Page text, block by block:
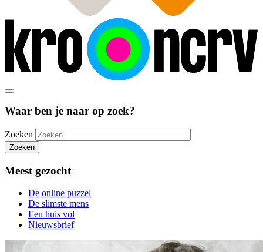
Waar ben je naar op zoek?
Zoeken
Zoeken
Meest gezocht
De online puzzel
De slimste mens
Een huis vol
Nieuwsbrief